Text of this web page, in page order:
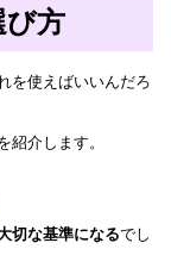
方
を使えばいいんだろ
紹介します。
切な基準になるでし